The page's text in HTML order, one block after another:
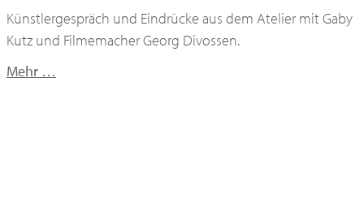
Künstlergespräch und Eindrücke aus dem Atelier mit Gaby
Kutz und Filmemacher Georg Divossen.
Mehr …